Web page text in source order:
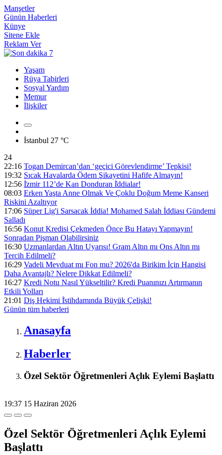
Manşetler
Günün Haberleri
Künye
Sitene Ekle
Reklam Ver
Yaşam
Rüya Tabirleri
Sosyal Yardım
Memur
İlişkiler
İstanbul 27 °C
24
22:16 Togan Demircan’dan ‘geçici Görevlendirme’ Tepkisi!
19:32 Sıcak Havalarda Ödem Şikayetini Hafife Almayın!
12:56 İ̇zmir 112’de Kan Donduran İ̇ddialar!
08:03 Erken Yaşta Anne Olmak Ve Çoklu Doğum Meme Kanseri
Riskini Azaltıyor
17:06 Süper Lig'i Sarsacak İddia! Mohamed Salah İddiası Gündemi
Salladı
16:56 Konut Kredisi Çekmeden Önce Bu Hatayı Yapmayın!
Sonradan Pişman Olabilirsiniz
16:30 Uzmanlardan Altın Uyarısı! Gram Altın mı Ons Altın mı
Tercih Edilmeli?
16:29 Vadeli Mevduat mı Fon mu? 2026'da Birikim İçin Hangisi
Daha Avantajlı? Nelere Dikkat Edilmeli?
16:27 Kredi Notu Nasıl Yükseltilir? Kredi Puanınızı Artırmanın
Etkili Yolları
21:01 Diş Hekimi İ̇stihdamında Büyük Çelişki!
Günün tüm haberleri
Anasayfa
Haberler
Özel Sektör Öğretmenleri Açlık Eylemi Başlattı
19:37 15 Haziran 2026
Özel Sektör Öğretmenleri Açlık Eylemi
Başlattı